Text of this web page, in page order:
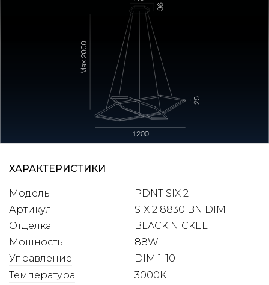
ХАРАКТЕРИСТИКИ
Артикул SIX 2 8830 BN DIM
Модель PDNT SIX 2
Отделка
BLACK NICKEL
Мощность
88W
Управление
DIM 1-10
Температура
3000K